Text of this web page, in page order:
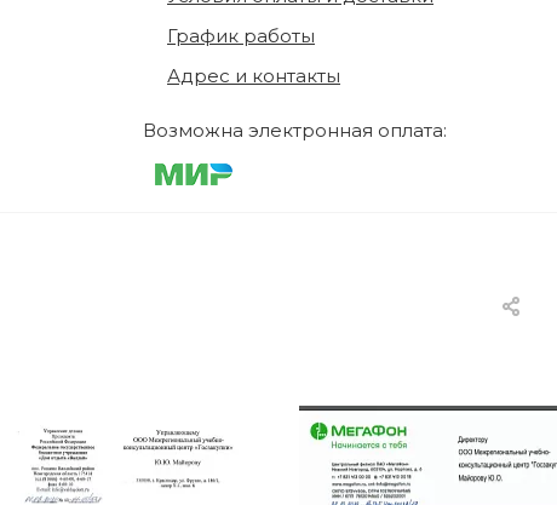
График работы
Адрес и контакты
Возможна электронная оплата: